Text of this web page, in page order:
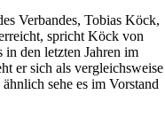
Verbandes, Tobias Köck,
spricht Köck von
in den letzten Jahren im
er sich als vergleichsweise
sehe es im Vorstand